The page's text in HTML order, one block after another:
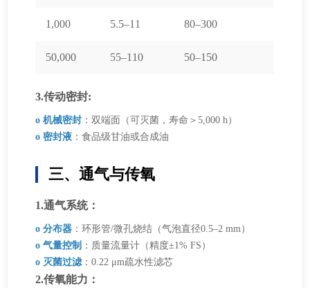
1,000 5.5–11 80–300
50,000 55–110 50–150
3.传动密封:
o 机械密封 ：双端面（可灭菌，寿命＞5,000 h）
o 密封液 ：食品级甘油或合成油
三、通气与传氧
1.通气系统：
o 分布器 ：环形管/微孔烧结（气泡直径0.5–2 mm）
o 气量控制 ：质量流量计（精度±1% FS）
o 灭菌过滤：0.22 μm疏水性滤芯
2.传氧能力：